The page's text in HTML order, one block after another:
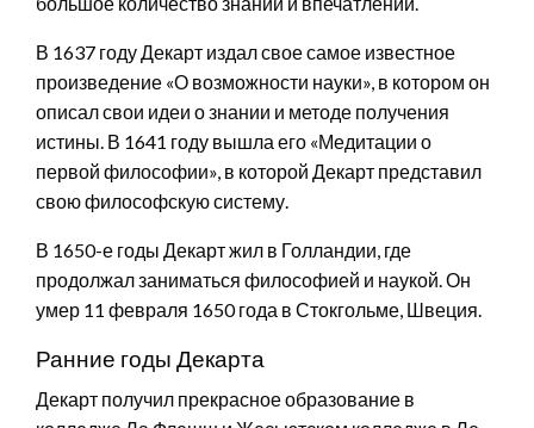
В 1637 году Декарт издал свое самое известное
произведение «О возможности науки», в котором он
описал свои идеи о знании и методе получения
истины. В 1641 году вышла его «Медитации о
первой философии», в которой Декарт представил
свою философскую систему.
В 1650-е годы Декарт жил в Голландии, где
продолжал заниматься философией и наукой. Он
умер 11 февраля 1650 года в Стокгольме, Швеция.
Ранние годы Декарта
Декарт получил прекрасное образование в